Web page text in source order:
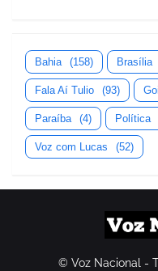
Bahia (158) Brasília
Fala Aí Tulio (93)
Paraíba (4) Política
Voz com Lucas (52)
© Voz Nacional -